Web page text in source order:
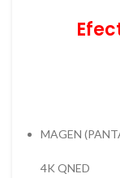
MAGEN
4K QNED